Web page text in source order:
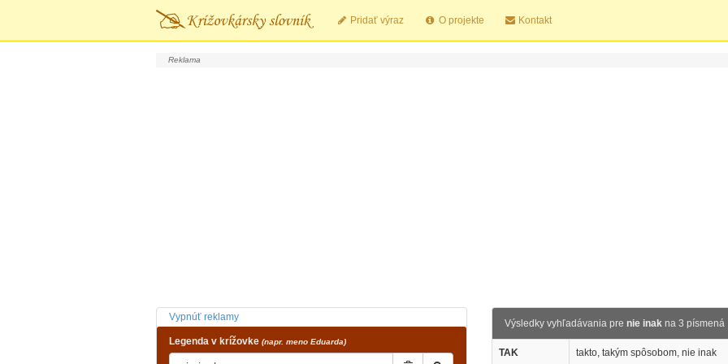
Pridať výraz O projekte Kontakt
Vypnúť reklamy
Legenda v krížovke (napr. meno Eduarda)
Výsledky vyhľadávania pre nie inakna 3 písmená
TAK takto, takým spôsobom, nie inak